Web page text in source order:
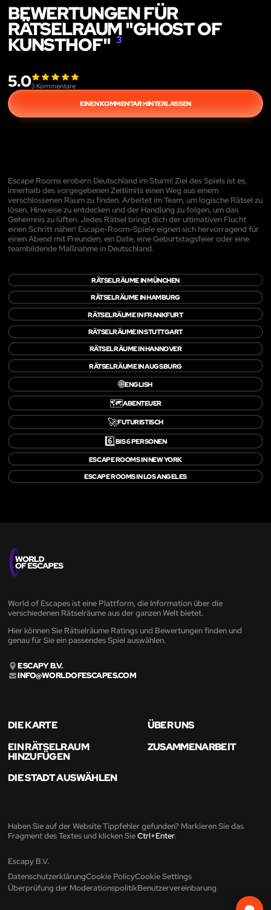
BEWERTUNGEN FÜR
RÄTSELRAUM "GHOST OF
KUNSTHOF"3
5.03 Kommentare
EINEN KOMMENTAR HINTERLASSEN
Escape Rooms erobern Deutschland im Sturm! Ziel des Spiels ist es,
innerhalb des vorgegebenen Zeitlimits einen Weg aus einem
verschlossenen Raum zu finden. Arbeitet im Team, um logische Rätsel zu
lösen, Hinweise zu entdecken und der Handlung zu folgen, um das
Geheimnis zu lüften. Jedes Rätsel bringt dich der ultimativen Flucht
einen Schritt näher! Escape-Room-Spiele eignen sich hervorragend für
einen Abend mit Freunden, ein Date, eine Geburtstagsfeier oder eine
teambildende Maßnahme in Deutschland.
RÄTSELRÄUME IN MÜNCHEN
RÄTSELRÄUME IN HAMBURG
RÄTSELRÄUME IN FRANKFURT
RÄTSELRÄUME IN STUTTGART
RÄTSELRÄUME IN HANNOVER
RÄTSELRÄUME IN AUGSBURG
🌐ENGLISH
🗺️ABENTEUER
🚀FUTURISTISCH
6️⃣BIS 6 PERSONEN
ESCAPE ROOMS IN NEW YORK
ESCAPE ROOMS IN LOS ANGELES
World of Escapes ist eine Plattform, die Information über die
verschiedenen Rätselräume aus der ganzen Welt bietet.
Hier können Sie Rätselräume Ratings und Bewertungen finden und
genau für Sie ein passendes Spiel auswählen.
ESCAPY B.V.
INFO@WORLDOFESCAPES.COM
DIE KARTE
ÜBER UNS
EIN RÄTSELRAUM
HINZUFÜGEN
ZUSAMMENARBEIT
DIE STADT AUSWÄHLEN
Haben Sie auf der Website Tippfehler gefunden? Markieren Sie das
Fragment des Textes und klicken SieCtrl+Enter.
Escapy B.V.
DatenschutzerklärungCookie PolicyCookie Settings
Überprüfung der ModerationspolitikBenutzervereinbarung